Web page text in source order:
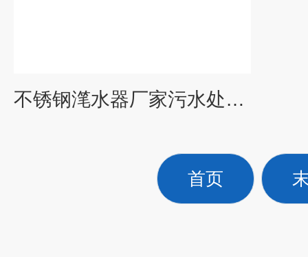
不锈钢滗水器厂家污水处理装置
首页